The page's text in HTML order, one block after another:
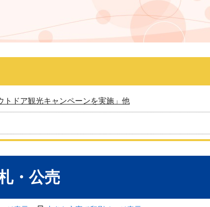
トドア観光キャンペーンを実施」他
・公売